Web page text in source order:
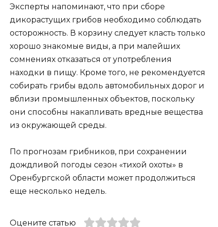
Эксперты напоминают, что при сборе
дикорастущих грибов необходимо соблюдать
осторожность. В корзину следует класть только
хорошо знакомые виды, а при малейших
сомнениях отказаться от употребления
находки в пищу. Кроме того, не рекомендуется
собирать грибы вдоль автомобильных дорог и
вблизи промышленных объектов, поскольку
они способны накапливать вредные вещества
из окружающей среды.
По прогнозам грибников, при сохранении
дождливой погоды сезон «тихой охоты» в
Оренбургской области может продолжиться
еще несколько недель.
Оцените статью